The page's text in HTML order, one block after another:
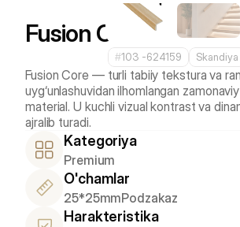
Fusion Core
#103 -624159 Skandiya
Fusion Core — turli tabiiy tekstura va
uyg‘unlashuvidan ilhomlangan
material. U kuchli vizual kontrast va
ajralib turadi.
Kategoriya
Premium
O'chamlar
25*25mmPodzakaz
Harakteristika